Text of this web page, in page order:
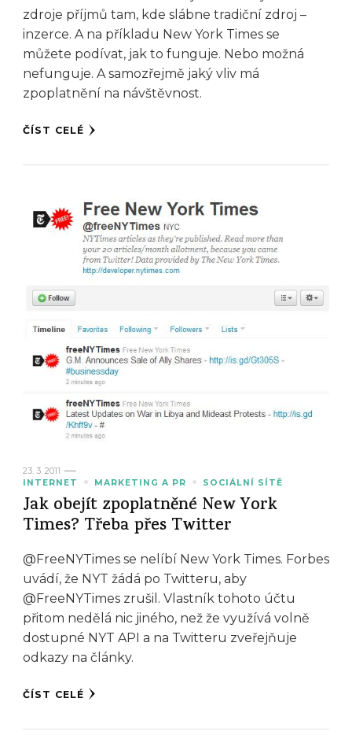
zdroje příjmů tam, kde slábne tradiční zdroj –
inzerce. A na příkladu New York Times se
můžete podívat, jak to funguje. Nebo možná
nefunguje. A samozřejmě jaký vliv má
zpoplatnění na návštěvnost.
ČÍST CELÉ
23. 3. 2011
INTERNET
MARKETING A PR SOCIÁLNÍ SÍTĚ
Jak obejít zpoplatněné New York
Times? Třeba přes Twitter
@FreeNYTimes se nelíbí New York Times. Forbes
uvádí, že NYT žádá po Twitteru, aby
@FreeNYTimes zrušil. Vlastník tohoto účtu
přitom nedělá nic jiného, než že využívá volně
dostupné NYT API a na Twitteru zveřejňuje
odkazy na články.
ČÍST CELÉ